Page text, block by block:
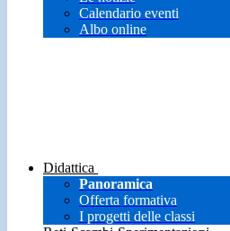
Calendario eventi
Albo online
Didattica
Panoramica
Offerta formativa
I progetti delle classi